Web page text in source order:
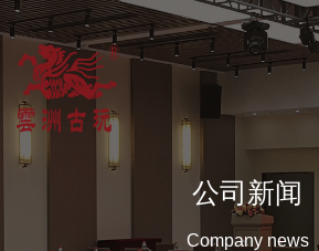
公司新闻
Company news